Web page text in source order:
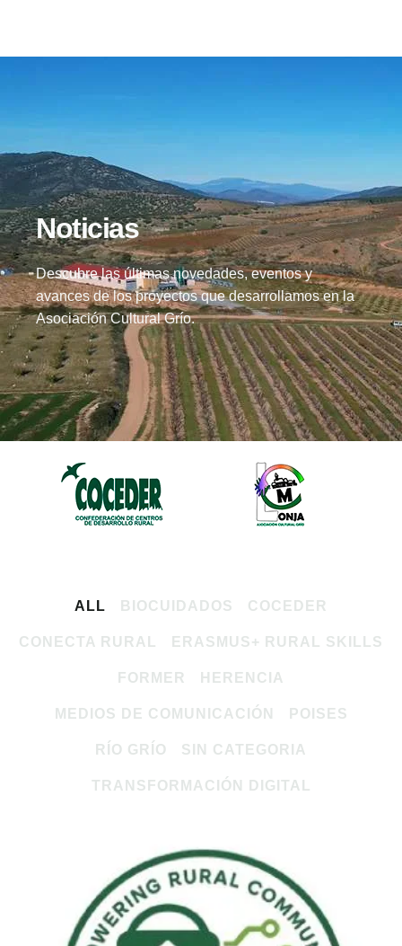
Noticias
Descubre las últimas novedades, eventos y
avances de los proyectos que desarrollamos en la
Asociación Cultural Grío.
ALL BIOCUIDADOS COCEDER
CONECTA RURAL ERASMUS+ RURAL SKILLS
FORMER HERENCIA
MEDIOS DE COMUNICACIÓN POISES
RÍO GRÍO SIN CATEGORIA
TRANSFORMACIÓN DIGITAL